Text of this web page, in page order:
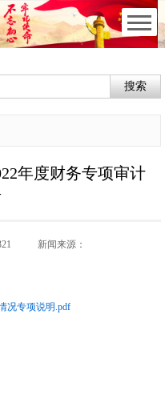
搜索
年度财务专项审计
新闻来源：
况专项说明.pdf